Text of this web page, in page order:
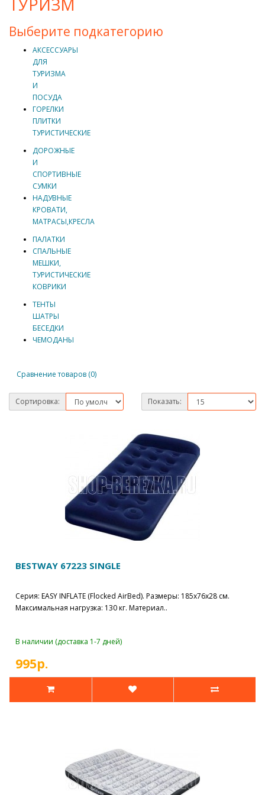
ТУРИЗМ
Выберите подкатегорию
АКСЕССУАРЫ
ДЛЯ
ТУРИЗМА
И
ПОСУДА
ГОРЕЛКИ
ПЛИТКИ
ТУРИСТИЧЕСКИЕ
ДОРОЖНЫЕ
И
СПОРТИВНЫЕ
СУМКИ
НАДУВНЫЕ
КРОВАТИ,
МАТРАСЫ,КРЕСЛА
ПАЛАТКИ
СПАЛЬНЫЕ
МЕШКИ,
ТУРИСТИЧЕСКИЕ
КОВРИКИ
ТЕНТЫ
ШАТРЫ
БЕСЕДКИ
ЧЕМОДАНЫ
Сравнение товаров (0)
Сортировка: Показать:
BESTWAY 67223 SINGLE
Серия: EASY INFLATE (Flocked AirBed). Размеры: 185х76х28 см.
Максимальная нагрузка: 130 кг. Материал..
В наличии (доставка 1-7 дней)
995р.